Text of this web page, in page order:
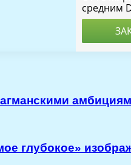
глубокое»